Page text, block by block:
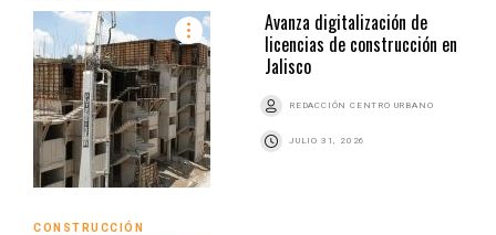
Avanza digitalización de
licencias de construcción en
Jalisco
REDACCIÓN CENTRO URBANO
JULIO 31, 2026
CONSTRUCCIÓN